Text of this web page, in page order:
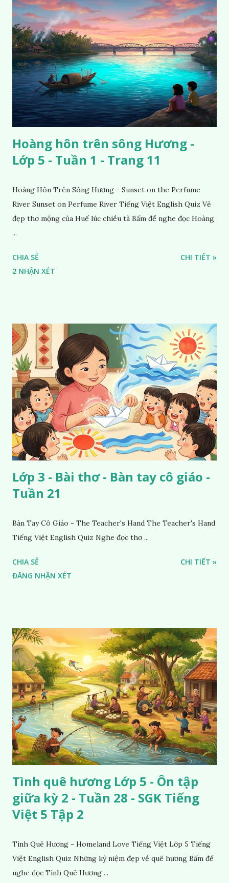
Hoàng hôn trên sông Hương -
Lớp 5 - Tuần 1 - Trang 11
Hoàng Hôn Trên Sông Hương - Sunset on the Perfume
River Sunset on Perfume River Tiếng Việt English Quiz Vẻ
đẹp thơ mộng của Huế lúc chiều tà Bấm để nghe đọc Hoàng
...
CHIA SẺ
2 NHẬN XÉT
CHI TIẾT »
Lớp 3 - Bài thơ - Bàn tay cô giáo -
Tuần 21
Bàn Tay Cô Giáo - The Teacher's Hand The Teacher's Hand
Tiếng Việt English Quiz Nghe đọc thơ ...
CHIA SẺ
ĐĂNG NHẬN XÉT
CHI TIẾT »
Tình quê hương Lớp 5 - Ôn tập
giữa kỳ 2 - Tuần 28 - SGK Tiếng
Việt 5 Tập 2
Tình Quê Hương - Homeland Love Tiếng Việt Lớp 5 Tiếng
Việt English Quiz Những kỷ niệm đẹp về quê hương Bấm để
nghe đọc Tình Quê Hương ...